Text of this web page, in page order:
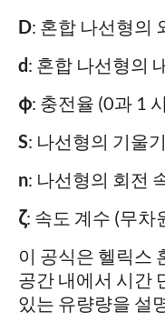
D: 혼합 나선형의
d: 혼합 나선형의
φ: 충전율 (0과 1
S: 나선형의 기울기
n: 나선형의 회전
ζ: 속도 계수 (무차
이 공식은 헬릭스
공간 내에서 시간
있는 유량량을 설